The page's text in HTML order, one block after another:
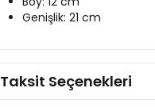
Genişlik: 21 cm
Taksit Seçenekleri